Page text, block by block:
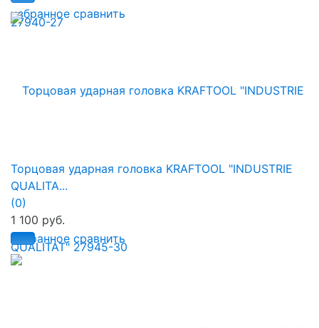
избранное сравнить
избранное сравнить
Торцовая ударная головка KRAFTOOL "INDUSTRIE
QUALITA...
(0)
1 100 руб.